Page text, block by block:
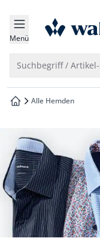
springen
springen
springen
springen
Menü
Suchbegriff /
zur Startseite
Alle Hemden